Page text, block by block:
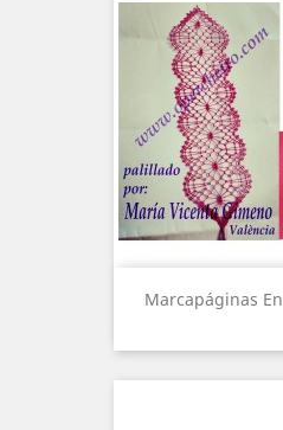
Marcapáginas